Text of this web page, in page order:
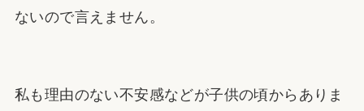
ないので言えません。
私も理由のない不安感などが子供の頃からありま